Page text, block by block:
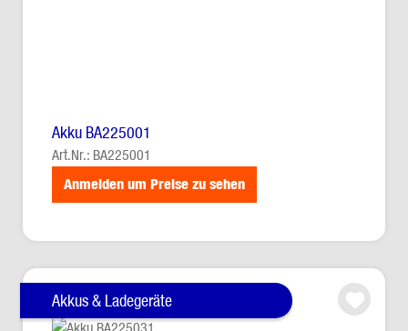
Akku BA225001
Art.Nr.: BA225001
Anmelden um Preise zu sehen
Akkus & Ladegeräte